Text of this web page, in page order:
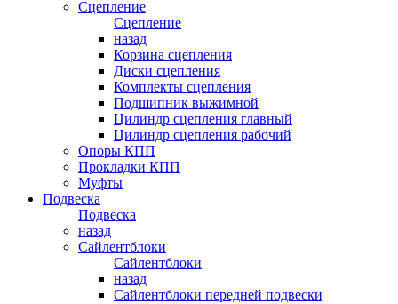
Сцепление
Сцепление
назад
Корзина сцепления
Диски сцепления
Комплекты сцепления
Подшипник выжимной
Цилиндр сцепления главный
Цилиндр сцепления рабочий
Опоры КПП
Прокладки КПП
Муфты
Подвеска
Подвеска
назад
Сайлентблоки
Сайлентблоки
назад
Сайлентблоки передней подвески